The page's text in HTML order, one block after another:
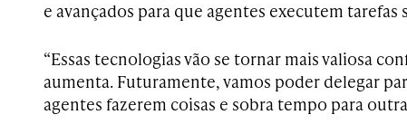
e avançados para que agentes executem tarefas
“Essas tecnologias vão se tornar mais valiosa
aumenta. Futuramente, vamos poder delegar
agentes fazerem coisas e sobra tempo para